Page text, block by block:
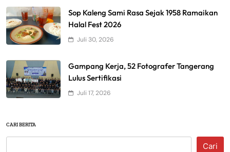
Sop Kaleng Sami Rasa Sejak 1958 Ramaikan
Halal Fest 2026
Juli 30, 2026
Gampang Kerja, 52 Fotografer Tangerang
Lulus Sertifikasi
Juli 17, 2026
CARI BERITA
Cari